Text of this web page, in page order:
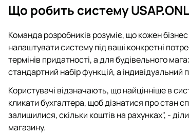
Що робить систему
Команда розробників розуміє, що кожен
налаштувати систему під ваші конкретні
термінів придатності, а для будівельного
стандартний набір функцій, а індивідуальний
Користувачі відзначають, що найцінніше в
кликати бухгалтера, щоб дізнатися про стан
залишилися, скільки коштів на рахунках", -
магазину.